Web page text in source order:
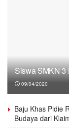
Siswa SMKN 3
09/04/2020
Baju Khas Pidie
Budaya dari